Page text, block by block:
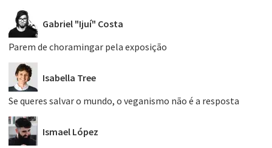
Gabriel "Ijuí" Costa
Parem de choramingar pela exposição
Isabella Tree
Se queres salvar o mundo, o veganismo não é a resposta
Ismael López